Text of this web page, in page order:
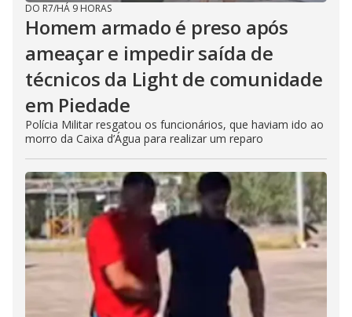
DO R7/HÁ 9 HORAS
Homem armado é preso após
ameaçar e impedir saída de
técnicos da Light de comunidade
em Piedade
Polícia Militar resgatou os funcionários, que haviam ido ao
morro da Caixa d’Água para realizar um reparo